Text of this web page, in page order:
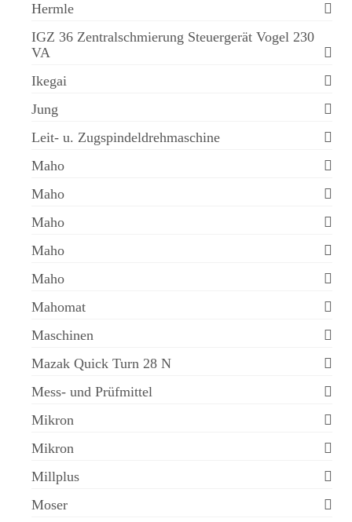
Hermle
IGZ 36 Zentralschmierung Steuergerät Vogel 230
VA
Ikegai
Jung
Leit- u. Zugspindeldrehmaschine
Maho
Maho
Maho
Maho
Maho
Mahomat
Maschinen
Mazak Quick Turn 28 N
Mess- und Prüfmittel
Mikron
Mikron
Millplus
Moser